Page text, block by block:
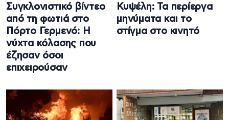
Συγκλονιστικό βίντεο
από τη φωτιά στο
Πόρτο Γερμενό: Η
νύχτα κόλασης που
έζησαν όσοι
επιχειρούσαν
Κυψέλη: Τα περίεργα
μηνύματα και το
στίγμα στο κινητό